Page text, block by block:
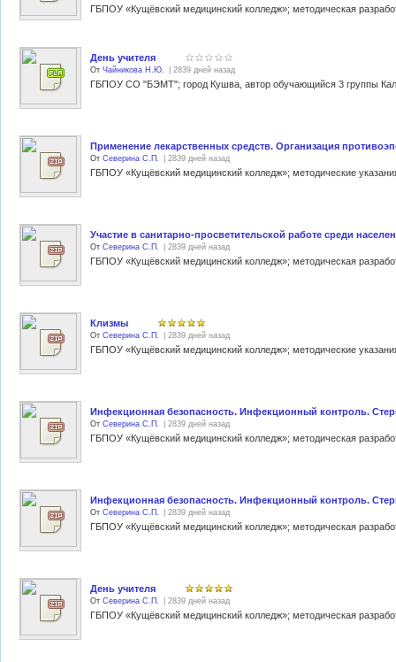
День учителя
От Чайникова Н.Ю. | 2839 дней назад
Применение лекарственных средств. Организация
От Северина С.П. | 2839 дней назад
Участие в санитарно-просветительской работе среди
От Северина С.П. | 2839 дней назад
Клизмы
От Северина С.П. | 2839 дней назад
Инфекционная безопасность. Инфекционный контроль.
От Северина С.П. | 2839 дней назад
Инфекционная безопасность. Инфекционный контроль.
От Северина С.П. | 2839 дней назад
День учителя
От Северина С.П. | 2839 дней назад